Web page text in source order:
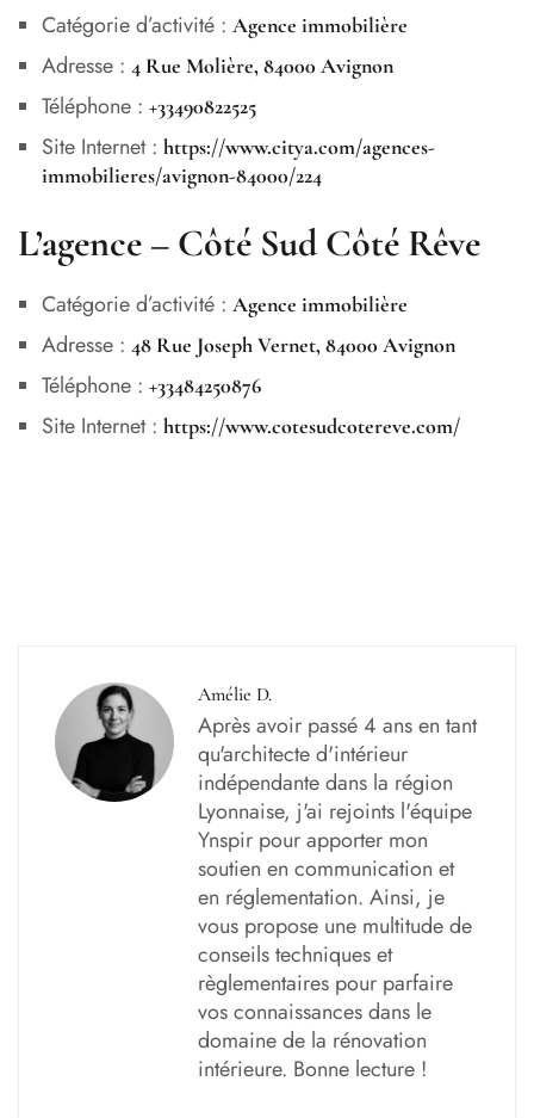
Catégorie d’activité : Agence immobilière
Adresse : 4 Rue Molière, 84000 Avignon
Téléphone : +33490822525
Site Internet : https://www.citya.com/agences-
immobilieres/avignon-84000/224
L’agence – Côté Sud Côté Rêve
Catégorie d’activité : Agence immobilière
Adresse : 48 Rue Joseph Vernet, 84000 Avignon
Téléphone : +33484250876
Site Internet : https://www.cotesudcotereve.com/
Amélie D.
Après avoir passé 4 ans en tant
qu'architecte d'intérieur
indépendante dans la région
Lyonnaise, j'ai rejoints l'équipe
Ynspir pour apporter mon
soutien en communication et
en réglementation. Ainsi, je
vous propose une multitude de
conseils techniques et
règlementaires pour parfaire
vos connaissances dans le
domaine de la rénovation
intérieure. Bonne lecture !